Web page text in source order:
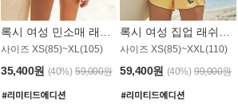
사이즈 XS(85)~XL(105)
35,400원 (40%) 59,000원
사이즈 XS(85)~XXL(110)
59,400원 (40%) 99,000원